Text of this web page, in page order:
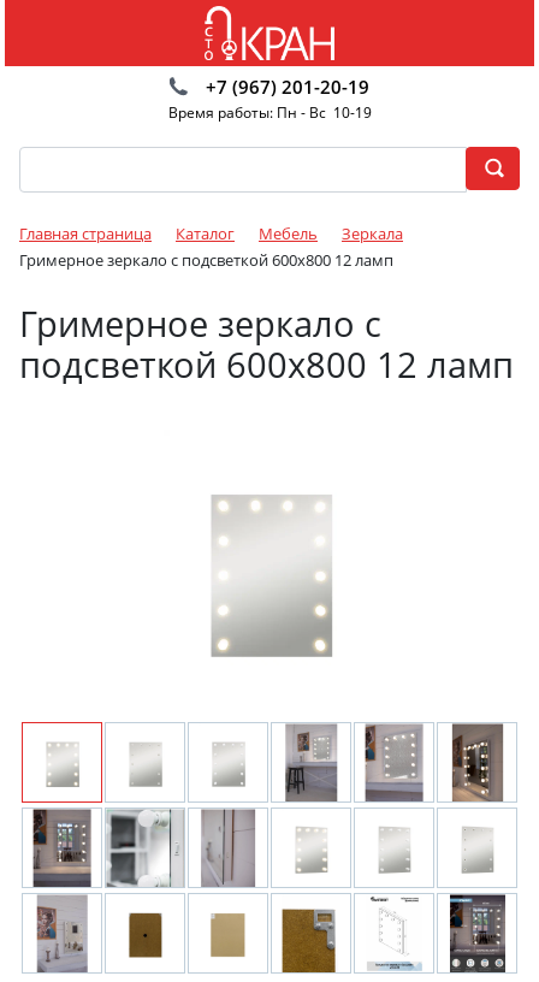
+7 (967) 201-20-19
Время работы: Пн - Вс 10-19
Главная страница Каталог Мебель
Зеркала
Гримерное зеркало с подсветкой 600х800 12 ламп
Гримерное зеркало с
подсветкой 600х800 12 ламп